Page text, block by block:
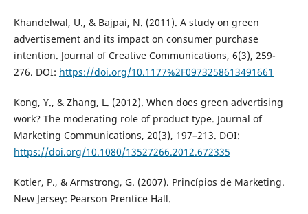
Khandelwal, U., & Bajpai, N. (2011). A study on green
advertisement and its impact on consumer purchase
intention. Journal of Creative Communications, 6(3), 259-
276. DOI: https://doi.org/10.1177%2F0973258613491661
Kong, Y., & Zhang, L. (2012). When does green advertising
work? The moderating role of product type. Journal of
Marketing Communications, 20(3), 197–213. DOI:
https://doi.org/10.1080/13527266.2012.672335
Kotler, P., & Armstrong, G. (2007). Princípios de Marketing.
New Jersey: Pearson Prentice Hall.